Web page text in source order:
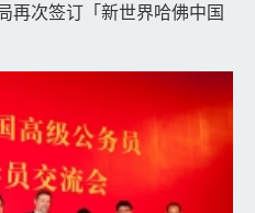
再次签订「新世界哈佛中国